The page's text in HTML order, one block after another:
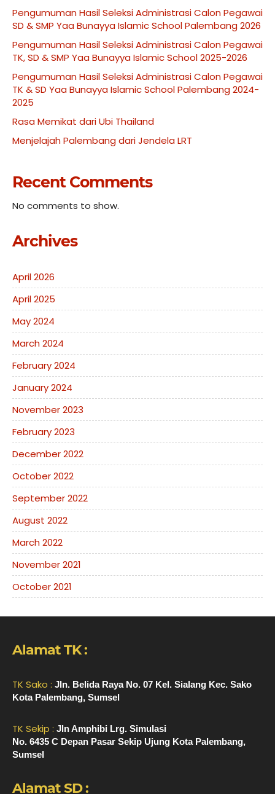
Pengumuman Hasil Seleksi Administrasi Calon Pegawai
SD & SMP Yaa Bunayya Islamic School Palembang 2026
Pengumuman Hasil Seleksi Administrasi Calon Pegawai
TK, SD & SMP Yaa Bunayya Islamic School 2025-2026
Pengumuman Hasil Seleksi Administrasi Calon Pegawai
TK & SD Yaa Bunayya Islamic School Palembang 2024-
2025
Rasa Memikat dari Ubi Thailand
Menjelajah Palembang dari Jendela LRT
Recent Comments
No comments to show.
Archives
April 2026
April 2025
May 2024
March 2024
February 2024
January 2024
November 2023
February 2023
December 2022
October 2022
September 2022
August 2022
March 2022
November 2021
October 2021
Alamat TK :
TK Sako : Jln. Belida Raya No. 07 Kel. Sialang Kec. Sako
Kota Palembang, Sumsel
TK Sekip : Jln Amphibi Lrg. Simulasi
No. 6435 C Depan Pasar Sekip Ujung Kota Palembang,
Sumsel
Alamat SD :